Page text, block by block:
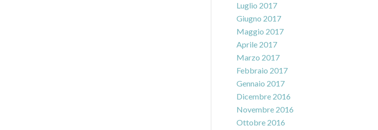
Luglio 2017
Giugno 2017
Maggio 2017
Aprile 2017
Marzo 2017
Febbraio 2017
Gennaio 2017
Dicembre 2016
Novembre 2016
Ottobre 2016